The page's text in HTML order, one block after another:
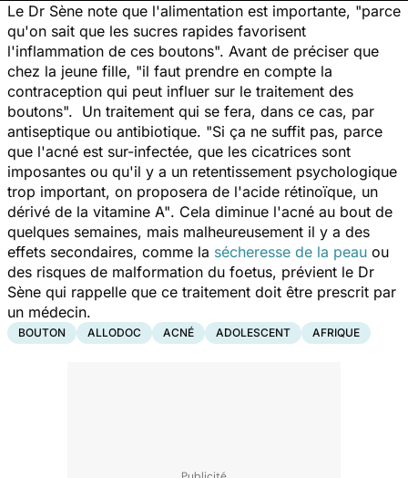
Le Dr Sène note que l'alimentation est importante, "parce
qu'on sait que les sucres rapides favorisent
l'inflammation de ces boutons". Avant de préciser que
chez la jeune fille, "il faut prendre en compte la
contraception qui peut influer sur le traitement des
boutons". Un traitement qui se fera, dans ce cas, par
antiseptique ou antibiotique. "Si ça ne suffit pas, parce
que l'acné est sur-infectée, que les cicatrices sont
imposantes ou qu'il y a un retentissement psychologique
trop important, on proposera de l'acide rétinoïque, un
dérivé de la vitamine A". Cela diminue l'acné au bout de
quelques semaines, mais malheureusement il y a des
effets secondaires, comme la sécheresse de la peau ou
des risques de malformation du foetus, prévient le Dr
Sène qui rappelle que ce traitement doit être prescrit par
un médecin.
BOUTON ALLODOC ACNÉ ADOLESCENT AFRIQUE